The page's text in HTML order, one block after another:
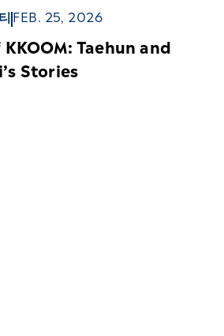
FEB. 25, 2026
KKOOM: Taehun and
Stories